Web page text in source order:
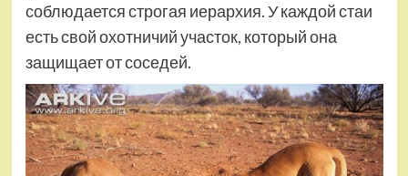
соблюдается строгая иерархия. У каждой стаи
есть свой охотничий участок, который она
защищает от соседей.